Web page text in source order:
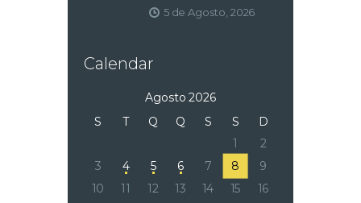
5 de Agosto, 2026
Calendar
Agosto 2026
S
T Q Q S S
D
1
2
3
4 5 6 7 8
9
10
11 12 13 14 15
16